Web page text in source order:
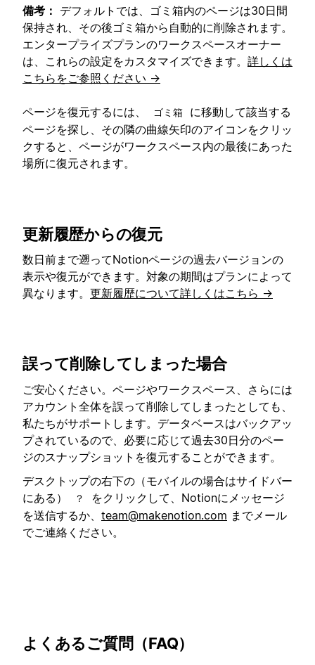
備考： デフォルトでは、ゴミ箱内のページは30日間
保持され、その後ゴミ箱から自動的に削除されます。
エンタープライズプランのワークスペースオーナー
は、これらの設定をカスタマイズできます。 詳しくは
こちらをご参照ください →
ページを復元するには、 ゴミ箱
に移動して該当する
ページを探し、その隣の曲線矢印のアイコンをクリッ
クすると、ページがワークスペース内の最後にあった
場所に復元されます。
更新履歴からの復元
数日前まで遡ってNotionページの過去バージョンの
表示や復元ができます。対象の期間はプランによって
異なります。 更新履歴について詳しくはこちら →
誤って削除してしまった場合
ご安心ください。ページやワークスペース、さらには
アカウント全体を誤って削除してしまったとしても、
私たちがサポートします。データベースはバックアッ
プされているので、必要に応じて過去30日分のペー
ジのスナップショットを復元することができます。
デスクトップの右下の（モバイルの場合はサイドバー
にある）
？
をクリックして、Notionにメッセージ
を送信するか、 team@makenotion.com までメール
でご連絡ください。
よくあるご質問（FAQ）